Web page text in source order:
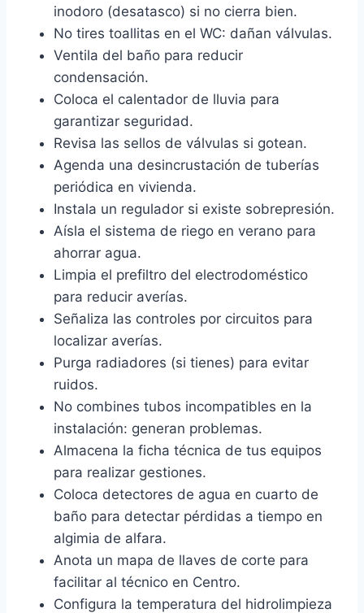
inodoro (desatasco) si no cierra bien.
No tires toallitas en el WC: dañan válvulas.
Ventila del baño para reducir
condensación.
Coloca el calentador de lluvia para
garantizar seguridad.
Revisa las sellos de válvulas si gotean.
Agenda una desincrustación de tuberías
periódica en vivienda.
Instala un regulador si existe sobrepresión.
Aísla el sistema de riego en verano para
ahorrar agua.
Limpia el prefiltro del electrodoméstico
para reducir averías.
Señaliza las controles por circuitos para
localizar averías.
Purga radiadores (si tienes) para evitar
ruidos.
No combines tubos incompatibles en la
instalación: generan problemas.
Almacena la ficha técnica de tus equipos
para realizar gestiones.
Coloca detectores de agua en cuarto de
baño para detectar pérdidas a tiempo en
algimia de alfara.
Anota un mapa de llaves de corte para
facilitar al técnico en Centro.
Configura la temperatura del hidrolimpieza